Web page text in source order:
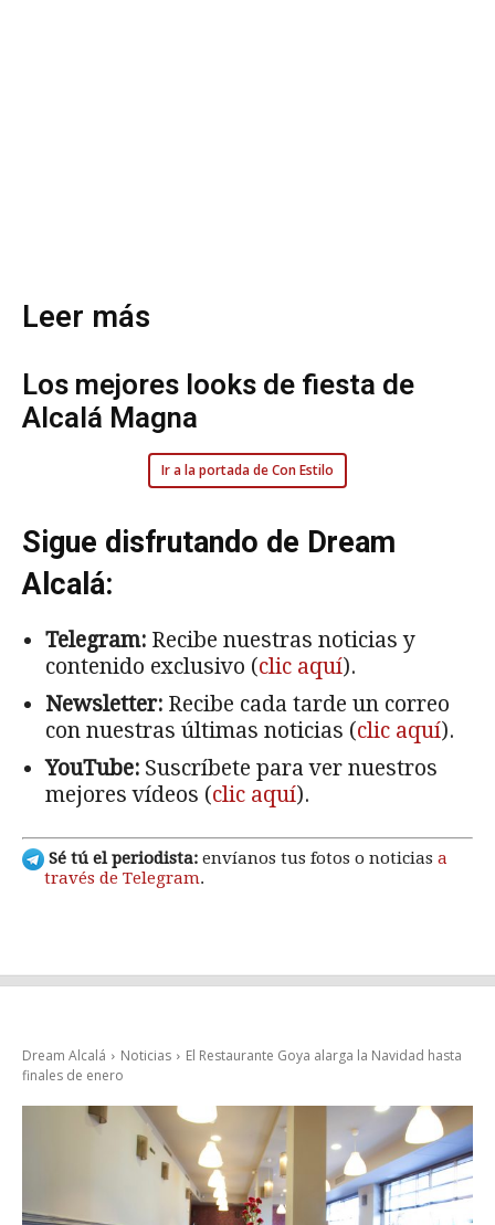
Leer más
Los mejores looks de fiesta de
Alcalá Magna
Ir a la portada de Con Estilo
Sigue disfrutando de Dream
Alcalá:
Telegram: Recibe nuestras noticias y
contenido exclusivo (clic aquí).
Newsletter: Recibe cada tarde un correo
con nuestras últimas noticias (clic aquí).
YouTube: Suscríbete para ver nuestros
mejores vídeos (clic aquí).
Sé tú el periodista: envíanos tus fotos o noticias a
través de Telegram.